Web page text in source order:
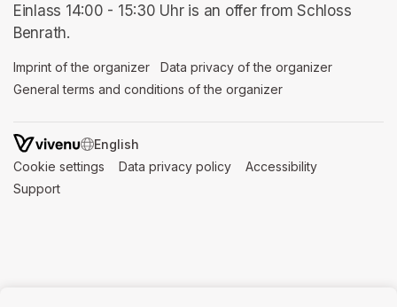
Einlass 14:00 - 15:30 Uhr is an offer from Schloss
Benrath.
Imprint of the organizer (opens in a new tab)
Data privacy of the organizer
General terms and conditions of the organizer
SWITCH LANGUAGE
Cookie settings (opens in a new tab)
Data privacy policy (opens in a new tab)
Accessibility
Support